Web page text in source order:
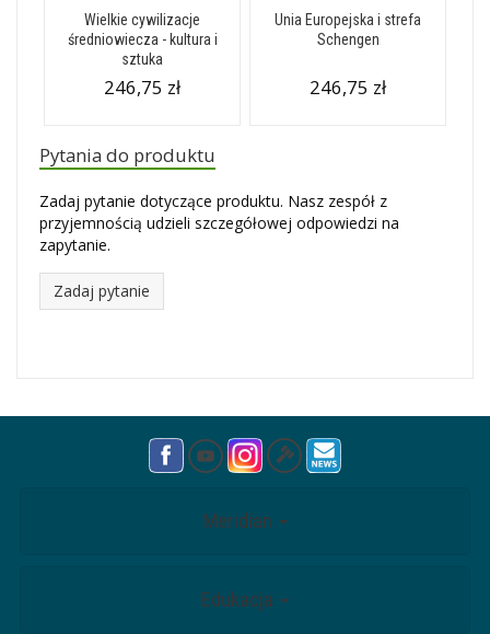
Wielkie cywilizacje
średniowiecza - kultura i
sztuka
246,75 zł
Unia Europejska i strefa
Schengen
246,75 zł
Pytania do produktu
Zadaj pytanie dotyczące produktu. Nasz zespół z
przyjemnością udzieli szczegółowej odpowiedzi na
zapytanie.
Zadaj pytanie
Meridian
Edukacja